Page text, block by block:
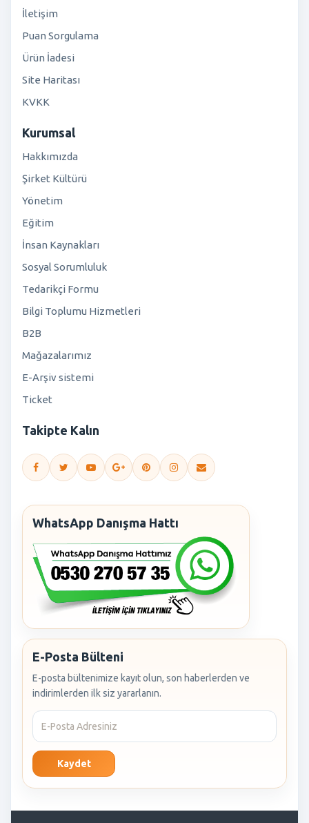
İletişim
Puan Sorgulama
Ürün İadesi
Site Haritası
KVKK
Kurumsal
Hakkımızda
Şirket Kültürü
Yönetim
Eğitim
İnsan Kaynakları
Sosyal Sorumluluk
Tedarikçi Formu
Bilgi Toplumu Hizmetleri
B2B
Mağazalarımız
E-Arşiv sistemi
Ticket
Takipte Kalın
WhatsApp Danışma Hattı
E-Posta Bülteni
E-posta bültenimize kayıt olun, son haberlerden ve
indirimlerden ilk siz yararlanın.
Kaydet